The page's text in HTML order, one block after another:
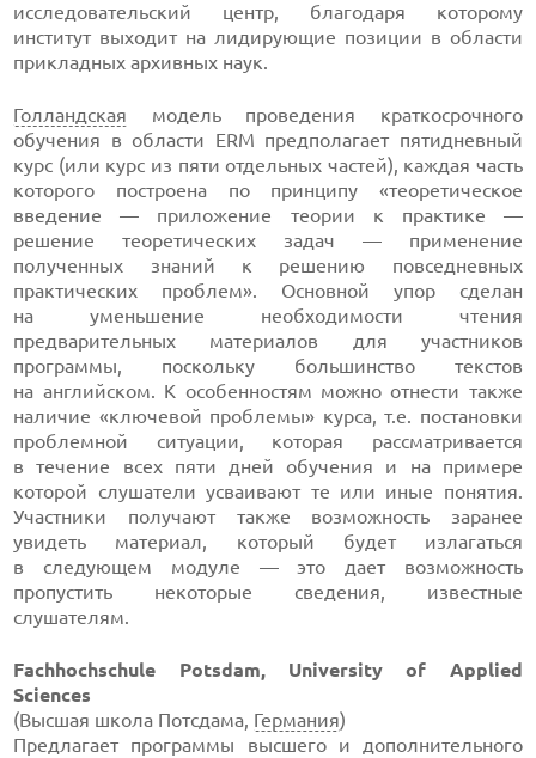
исследовательский центр, благодаря которому
институт выходит на лидирующие позиции в области
прикладных архивных наук.
Голландская модель проведения краткосрочного
обучения в области ERM предполагает пятидневный
курс (или курс из пяти отдельных частей), каждая часть
которого построена по принципу «теоретическое
введение — приложение теории к практике —
решение теоретических задач — применение
полученных знаний к решению повседневных
практических проблем». Основной упор сделан
на уменьшение необходимости чтения
предварительных материалов для участников
программы, поскольку большинство текстов
на английском. К особенностям можно отнести также
наличие «ключевой проблемы» курса, т.е. постановки
проблемной ситуации, которая рассматривается
в течение всех пяти дней обучения и на примере
которой слушатели усваивают те или иные понятия.
Участники получают также возможность заранее
увидеть материал, который будет излагаться
в следующем модуле — это дает возможность
пропустить некоторые сведения, известные
слушателям.
Fachhochschule Potsdam, University of Applied
Sciences
(Высшая школа Потсдама, Германия)
Предлагает программы высшего и дополнительного